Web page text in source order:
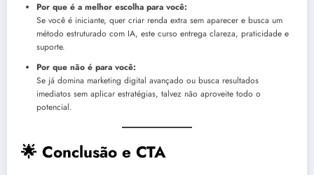
Por que é a melhor escolha para você:
Se você é iniciante, quer criar renda extra sem aparecer e busca um
método estruturado com IA, este curso entrega clareza, praticidade e
suporte.
Por que não é para você:
Se já domina marketing digital avançado ou busca resultados
imediatos sem aplicar estratégias, talvez não aproveite todo o
potencial.
🌟 Conclusão e CTA